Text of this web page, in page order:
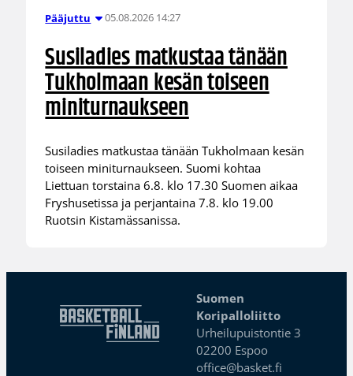
Pääjuttu 05.08.2026 14:27
Susiladies matkustaa tänään
Tukholmaan kesän toiseen
miniturnaukseen
Susiladies matkustaa tänään Tukholmaan kesän
toiseen miniturnaukseen. Suomi kohtaa
Liettuan torstaina 6.8. klo 17.30 Suomen aikaa
Fryshusetissa ja perjantaina 7.8. klo 19.00
Ruotsin Kistamässanissa.
Suomen
Koripalloliitto
Urheilupuistontie 3
02200 Espoo
office@basket.fi